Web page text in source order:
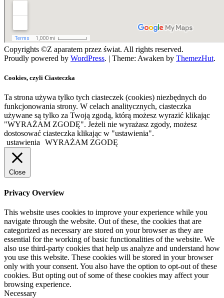
Copyrights ©Z aparatem przez świat. All rights reserved.
Proudly powered by WordPress. | Theme: Awaken by ThemezHut.
Cookies, czyli Ciasteczka
Ta strona używa tylko tych ciasteczek (cookies) niezbędnych do
funkcjonowania strony. W celach analitycznych, ciasteczka
używane są tylko za Twoją zgodą, którą możesz wyrazić klikając
"WYRAŻAM ZGODĘ". Jeżeli nie wyrażasz zgody, możesz
dostosować ciasteczka klikając w "ustawienia".
ustawienia WYRAŻAM ZGODĘ
Close
Privacy Overview
This website uses cookies to improve your experience while you
navigate through the website. Out of these, the cookies that are
categorized as necessary are stored on your browser as they are
essential for the working of basic functionalities of the website. We
also use third-party cookies that help us analyze and understand how
you use this website. These cookies will be stored in your browser
only with your consent. You also have the option to opt-out of these
cookies. But opting out of some of these cookies may affect your
browsing experience.
Necessary